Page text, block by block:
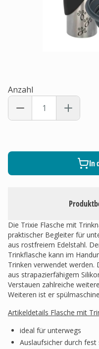
Die Trixie Flasche mit
praktischer Begleiter für
aus rostfreiem Edelstahl.
Trinkflasche kann im
Trinken verwendet werden.
aus strapazierfähigem
Verstauen zahlreiche
Weiteren ist er
Artikeldetails Flasche mit
ideal für unterwegs
Auslaufsicher durch
Anzahl
In